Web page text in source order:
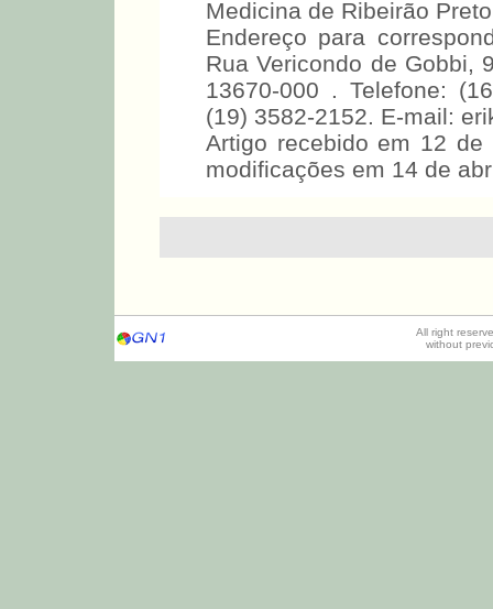
Medicina de Ribeirão
Endereço para
Rua Vericondo de Gobbi,
13670-000 . Telefone:
(19) 3582-2152. E-mail:
Artigo recebido em 12
modificações em 14 de
All right
without